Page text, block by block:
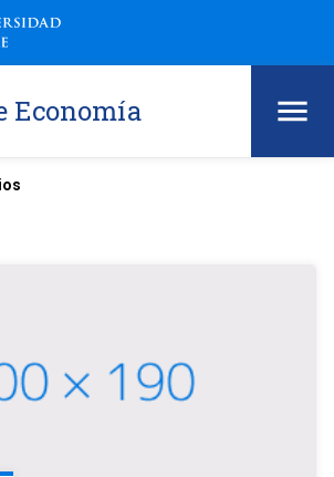
Economía